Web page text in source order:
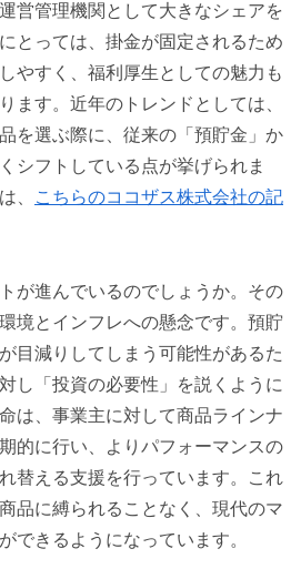
営管理機関として大きなシェアを
とっては、掛金が固定されるため
やすく、福利厚生としての魅力も
ます。近年のトレンドとしては、
を選ぶ際に、従来の「預貯金」か
シフトしている点が挙げられま
、
こちらのココザス株式会社の記
が進んでいるのでしょうか。その
境とインフレへの懸念です。預貯
目減りしてしまう可能性があるた
し「投資の必要性」を説くように
は、事業主に対して商品ラインナ
的に行い、よりパフォーマンスの
替える支援を行っています。これ
品に縛られることなく、現代のマ
できるようになっています。